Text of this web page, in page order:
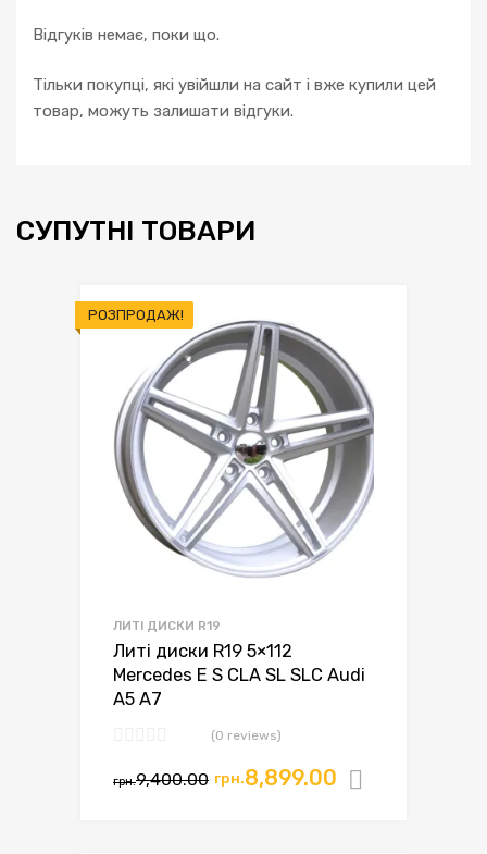
Відгуків немає, поки що.
Тільки покупці, які увійшли на сайт і вже купили цей
товар, можуть залишати відгуки.
СУПУТНІ ТОВАРИ
РОЗПРОДАЖ!
ЛИТІ ДИСКИ R19
Литі диски R19 5×112
Mercedes E S CLA SL SLC Audi
A5 A7
(0 reviews)
грн.9,400.00 грн.8,899.00